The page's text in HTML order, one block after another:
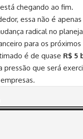
chegando ao fim.
essa não é
radical no
para os
é de quase R$ 5
pressão que será